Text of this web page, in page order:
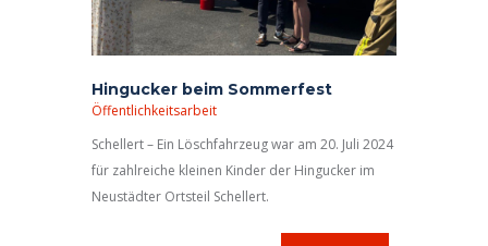
Hingucker beim Sommerfest
Öffentlichkeitsarbeit
Schellert – Ein Löschfahrzeug war am 20. Juli 2024
für zahlreiche kleinen Kinder der Hingucker im
Neustädter Ortsteil Schellert.